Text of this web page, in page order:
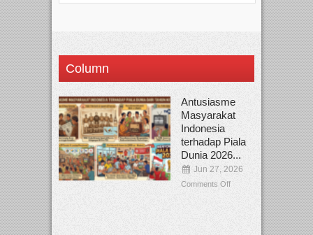
Column
Antusiasme
Masyarakat
Indonesia
terhadap Piala
Dunia 2026...
Jun 27, 2026
Comments Off